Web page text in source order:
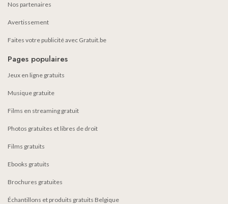
Nos partenaires
Avertissement
Faites votre publicité avec Gratuit.be
Pages populaires
Jeux en ligne gratuits
Musique gratuite
Films en streaming gratuit
Photos gratuites et libres de droit
Films gratuits
Ebooks gratuits
Brochures gratuites
Échantillons et produits gratuits Belgique